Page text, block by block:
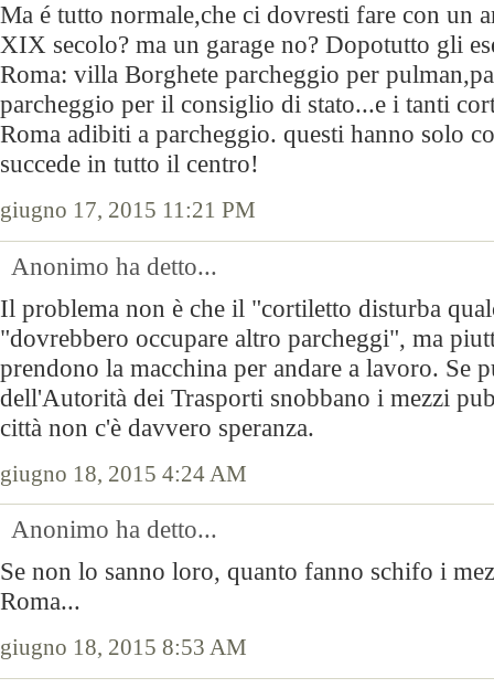
Ma é tutto normale,che ci dovresti fare con un
XIX secolo? ma un garage no? Dopotutto gli
Roma: villa Borghete parcheggio per
parcheggio per il consiglio di stato...e i tanti
Roma adibiti a parcheggio. questi hanno solo
succede in tutto il centro!
giugno 17, 2015 11:21 PM
Anonimo ha detto...
Il problema non è che il "cortiletto disturba
"dovrebbero occupare altro parcheggi", ma
prendono la macchina per andare a lavoro. Se
dell'Autorità dei Trasporti snobbano i mezzi
città non c'è davvero speranza.
giugno 18, 2015 4:24 AM
Anonimo ha detto...
Se non lo sanno loro, quanto fanno schifo i
Roma...
giugno 18, 2015 8:53 AM